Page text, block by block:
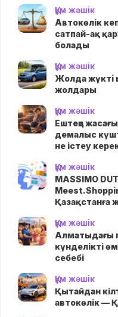
Құм жәшік
Автокөлік
сатпай-ақ
болады
Құм жәшік
Жолда жүктi
жолдары
Құм жәшік
Ештеңе
демалыс
не істеу
Құм жәшік
MASSIMO
Қазақстанға
Құм жәшік
Алматыдағы
күнделікті
себебі
Құм жәшік
Қытайдан
автокөлік —